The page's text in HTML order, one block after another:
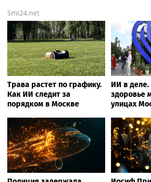
Smi24.net
Трава растет по графику.
Как ИИ следит за
порядком в Москве
ИИ в
здоровье
улицах